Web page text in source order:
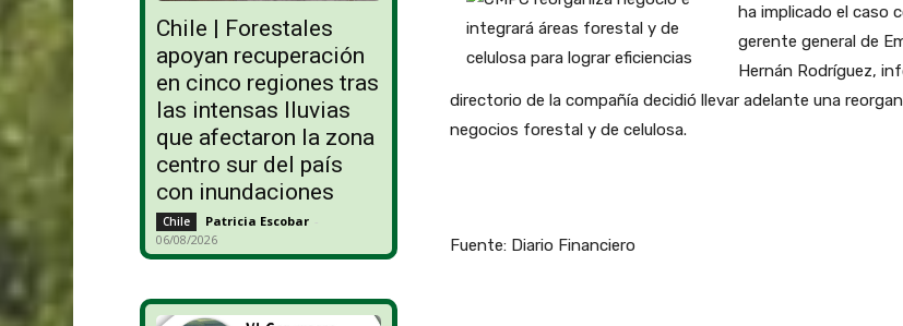
Chile | Forestales
apoyan recuperación
en cinco regiones tras
las intensas lluvias
que afectaron la zona
centro sur del país
con inundaciones
Chile Patricia Escobar -
06/08/2026
ha implicado el caso
gerente general de
Hernán Rodríguez,
directorio de la compañía decidió llevar adelante una
negocios forestal y de celulosa.
Fuente: Diario Financiero